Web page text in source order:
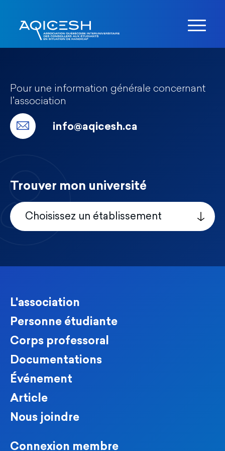
L'association
Personne étudiante
Corps professoral
Documentations
Événement
Article
Nous joindre
Connexion membre
Pour une information générale concernant
l’association
info@aqicesh.ca
Trouver mon université
Choisissez un établissement